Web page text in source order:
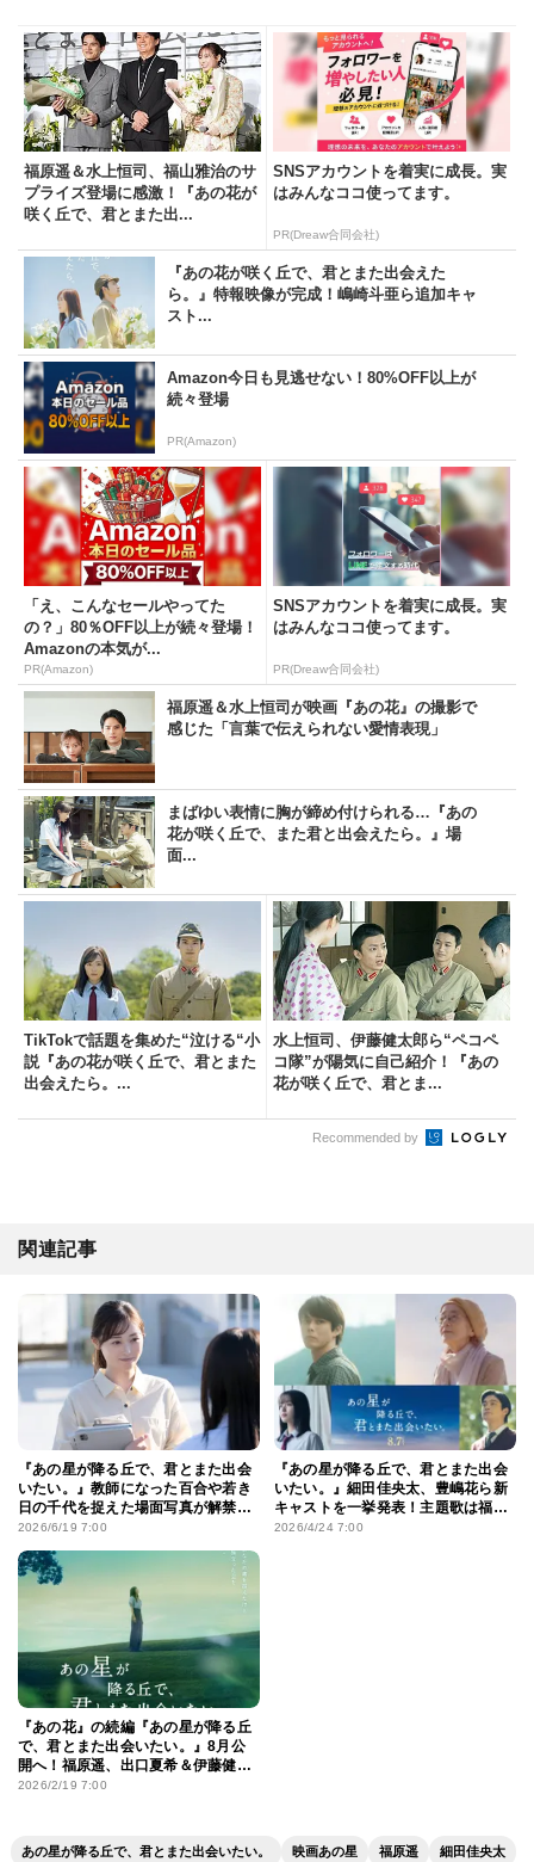
福原遥＆水上恒司、福山雅治のサ
プライズ登場に感激！『あの花が
咲く丘で、君とまた出...
SNSアカウントを着実に成長。実
はみんなココ使ってます。
PR(Dreaw合同会社)
『あの花が咲く丘で、君とまた出会えた
ら。』特報映像が完成！嶋崎斗亜ら追加キャ
スト...
Amazon今日も見逃せない！80%OFF以上が
続々登場
PR(Amazon)
「え、こんなセールやってた
の？」80％OFF以上が続々登場！
Amazonの本気が...
PR(Amazon)
SNSアカウントを着実に成長。実
はみんなココ使ってます。
PR(Dreaw合同会社)
福原遥＆水上恒司が映画『あの花』の撮影で
感じた「言葉で伝えられない愛情表現」
まばゆい表情に胸が締め付けられる…『あの
花が咲く丘で、また君と出会えたら。』場
面...
TikTokで話題を集めた“泣ける“小
説『あの花が咲く丘で、君とまた
出会えたら。...
水上恒司、伊藤健太郎ら“ペコペ
コ隊”が陽気に自己紹介！『あの
花が咲く丘で、君とま...
Recommended by
関連記事
『あの星が降る丘で、君とまた出会
いたい。』教師になった百合や若き
日の千代を捉えた場面写真が解禁！
最新予告も到着
2026/6/19 7:00
『あの星が降る丘で、君とまた出会
いたい。』細田佳央太、豊嶋花ら新
キャストを一挙発表！主題歌は福山
雅治が続投
2026/4/24 7:00
『あの花』の続編『あの星が降る丘
で、君とまた出会いたい。』8月公
開へ！福原遥、出口夏希＆伊藤健太
郎続投決定
2026/2/19 7:00
あの星が降る丘で、君とまた出会いたい。 映画あの星 福原遥 細田佳央太